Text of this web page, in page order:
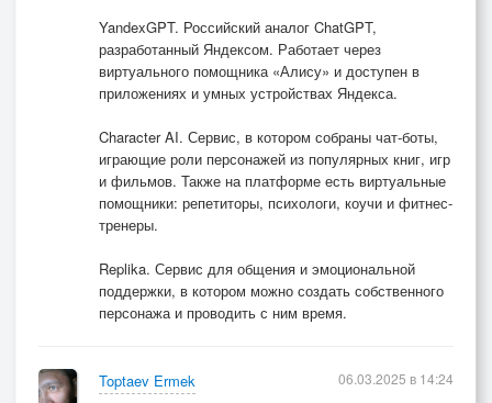
YandexGPT. Российский аналог ChatGPT,
разработанный Яндексом. Работает через
виртуального помощника «Алису» и доступен в
приложениях и умных устройствах Яндекса.
Character AI. Сервис, в котором собраны чат-боты,
играющие роли персонажей из популярных книг, игр
и фильмов. Также на платформе есть виртуальные
помощники: репетиторы, психологи, коучи и фитнес-
тренеры.
Replika. Сервис для общения и эмоциональной
поддержки, в котором можно создать собственного
персонажа и проводить с ним время.
Toptaev Ermek 06.03.2025 в 14:24